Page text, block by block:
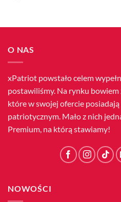
O NAS
xPatriot powstało celem
postawiliśmy. Na rynku bowiem
które w swojej ofercie
patriotycznym. Mało z nich
Premium, na którą stawiamy!
NOWOŚCI